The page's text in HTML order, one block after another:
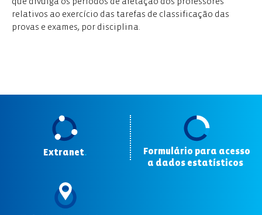
que divulga os períodos de afetação dos professores
relativos ao exercício das tarefas de classificação das
provas e exames, por disciplina.
Extranet.
Formulário para acesso
a dados estatísticos